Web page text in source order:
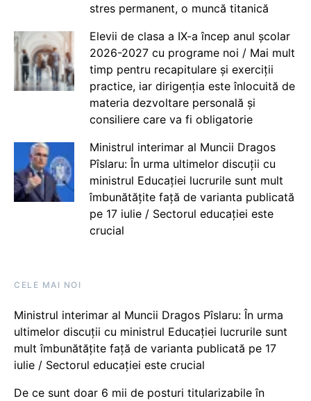
stres permanent, o muncă titanică
Elevii de clasa a IX-a încep anul școlar
2026-2027 cu programe noi / Mai mult
timp pentru recapitulare și exerciții
practice, iar dirigenția este înlocuită de
materia dezvoltare personală și
consiliere care va fi obligatorie
Ministrul interimar al Muncii Dragos
Pîslaru: În urma ultimelor discuții cu
ministrul Educației lucrurile sunt mult
îmbunătățite față de varianta publicată
pe 17 iulie / Sectorul educației este
crucial
CELE MAI NOI
Ministrul interimar al Muncii Dragos Pîslaru: În urma
ultimelor discuții cu ministrul Educației lucrurile sunt
mult îmbunătățite față de varianta publicată pe 17
iulie / Sectorul educației este crucial
De ce sunt doar 6 mii de posturi titularizabile în